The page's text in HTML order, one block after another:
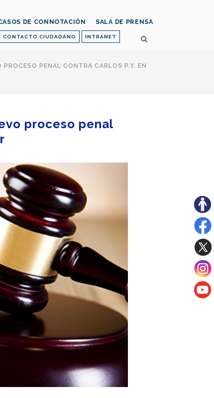
CONTACTO CIUDADANO INTRANET
DE CONNOTACIÓN SALA DE PRENSA
PENAL CONTRA CARLOS P.Y. EN
proceso penal